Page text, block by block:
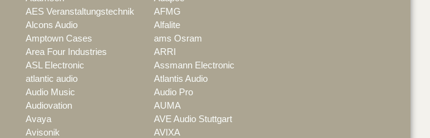
AES Veranstaltungstechnik
AFMG
Alcons Audio
Alfalite
Amptown Cases
ams Osram
Area Four Industries
ARRI
ASL Electronic
Assmann Electronic
atlantic audio
Atlantis Audio
Audio Music
Audio Pro
Audiovation
AUMA
Avaya
AVE Audio Stuttgart
Avisonik
AVIXA